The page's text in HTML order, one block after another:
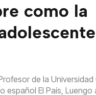
como la
de la Universidad
El País,